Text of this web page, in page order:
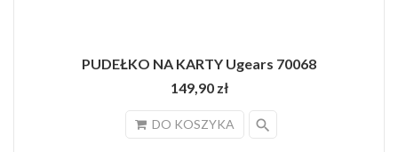
PUDEŁKO NA KARTY Ugears 70068
149,90 zł
DO KOSZYKA search